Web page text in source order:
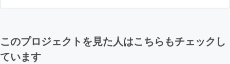
このプロジェクトを見た人はこちらもチェックし
ています